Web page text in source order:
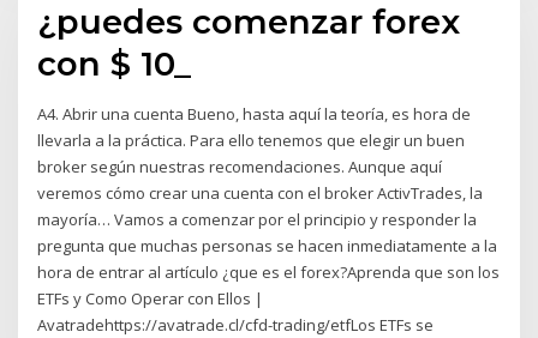
¿puedes comenzar forex
con $ 10_
A4. Abrir una cuenta Bueno, hasta aquí la teoría, es hora de
llevarla a la práctica. Para ello tenemos que elegir un buen
broker según nuestras recomendaciones. Aunque aquí
veremos cómo crear una cuenta con el broker ActivTrades, la
mayoría… Vamos a comenzar por el principio y responder la
pregunta que muchas personas se hacen inmediatamente a la
hora de entrar al artículo ¿que es el forex?Aprenda que son los
ETFs y Como Operar con Ellos |
Avatradehttps://avatrade.cl/cfd-trading/etfLos ETFs se